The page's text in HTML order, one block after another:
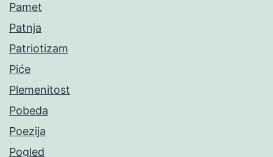
Pamet
Patnja
Patriotizam
Piće
Plemenitost
Pobeda
Poezija
Pogled